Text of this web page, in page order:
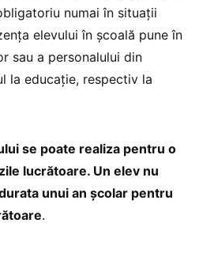
numai în situații
elevului în școală pune în
sau a personalului din
la educație, respectiv la
se poate realiza pentru o
lucrătoare. Un elev nu
unui an școlar pentru
.